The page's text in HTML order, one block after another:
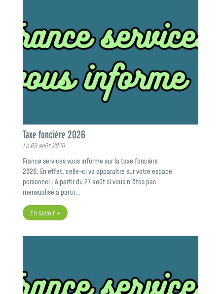
Taxe foncière 2026
Le 03 août 2026
France services vous informe sur la taxe foncière
2026. En effet, celle-ci va apparaître sur votre espace
personnel : à partir du 27 août si vous n’êtes pas
mensualisé à partir…
En savoir +